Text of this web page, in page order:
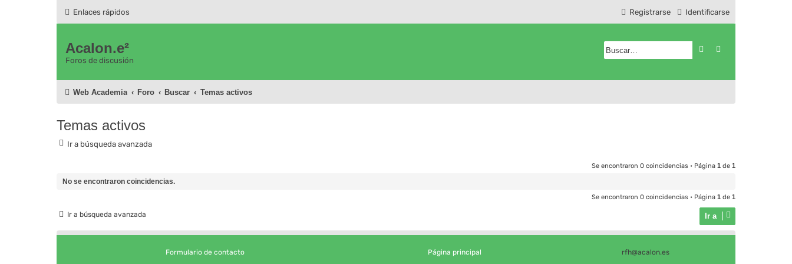
Enlaces rápidos Identificarse
Registrarse
Acalon.e²
Foros de discusión
Buscar
Web Academia Foro Buscar Temas activos
Temas activos
Ir a búsqueda avanzada
Se encontraron 0 coincidencias • Página 1 de 1
No se encontraron coincidencias.
Se encontraron 0 coincidencias • Página 1 de 1
Ir a búsqueda avanzada Ir a
Formulario de contacto Página principal rfh@acalon.es